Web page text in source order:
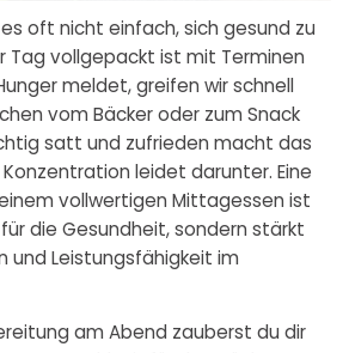
oft nicht einfach, sich gesund zu
Tag vollgepackt ist mit Terminen
meldet, greifen wir schnell
vom Bäcker oder zum Snack
satt und zufrieden macht das
leidet darunter. Eine
vollwertigen Mittagessen ist
die Gesundheit, sondern stärkt
und Leistungsfähigkeit im
am Abend zauberst du dir